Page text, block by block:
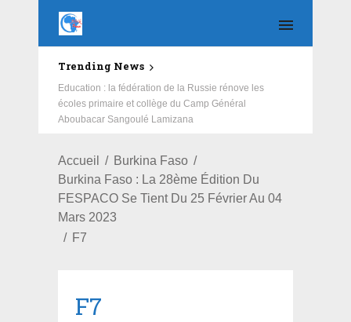
Trending News
Education : la fédération de la Russie rénove les
écoles primaire et collège du Camp Général
Aboubacar Sangoulé Lamizana
Accueil
Burkina Faso
Burkina Faso : La 28ème Édition Du
FESPACO Se Tient Du 25 Février Au 04
Mars 2023
F7
F7